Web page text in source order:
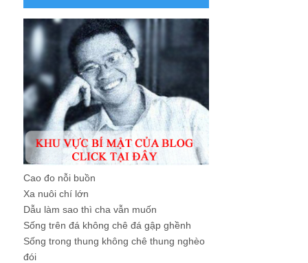
Cao đo nỗi buồn
Xa nuôi chí lớn
Dẫu làm sao thì cha vẫn muốn
Sống trên đá không chê đá gập ghềnh
Sống trong thung không chê thung nghèo
đói